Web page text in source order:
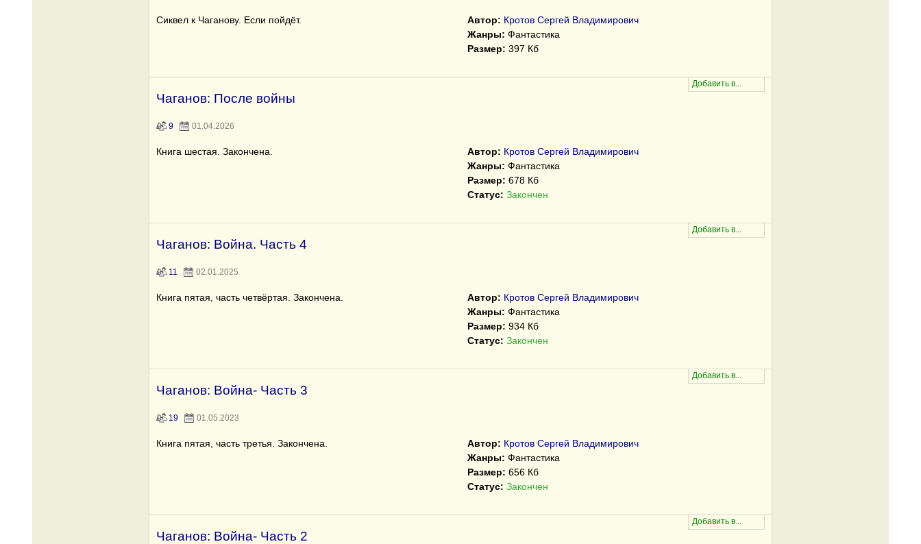
Сиквел к Чаганову. Если пойдёт. Автор: Кротов Сергей Владимирович
Жанры: Фантастика
Размер: 397 Кб
Чаганов: После войны
9 01.04.2026
Книга шестая. Закончена. Автор: Кротов Сергей Владимирович
Жанры: Фантастика
Размер: 678 Кб
Статус: Закончен
Чаганов: Война. Часть 4
11 02.01.2025
Книга пятая, часть четвёртая. Закончена. Автор: Кротов Сергей Владимирович
Жанры: Фантастика
Размер: 934 Кб
Статус: Закончен
Чаганов: Война- Часть 3
19 01.05.2023
Книга пятая, часть третья. Закончена. Автор: Кротов Сергей Владимирович
Жанры: Фантастика
Размер: 656 Кб
Статус: Закончен
Чаганов: Война- Часть 2